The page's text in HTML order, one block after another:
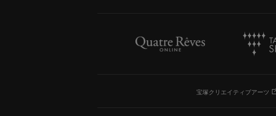
宝塚クリエイティブアーツ